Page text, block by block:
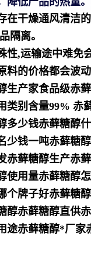
在干燥通风清洁
隔离。
性,运输途中难免
料的价格都会波
生产家食品级赤
类别含量99% 赤
多少钱赤藓糖醇
少钱一吨赤藓糖
赤藓糖醇生产赤
使用量赤藓糖醇
个牌子好赤藓糖
醇赤藓糖醇直供
途赤藓糖醇*厂家